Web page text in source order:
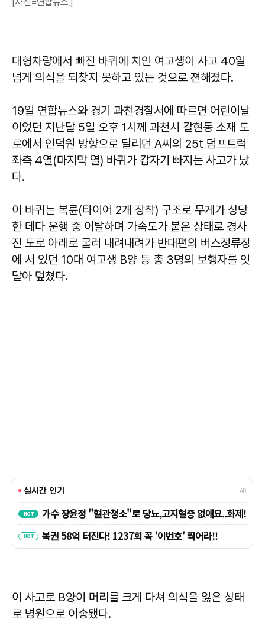
대형차량에서 빠진 바퀴에 치인 여고생이 사고 40일
넘게 의식을 되찾지 못하고 있는 것으로 젼해졌다.
19일 연합뉴스와 경기 과천경찰서에 따르면 어린이날
이었던 지난달 5일 오후 1시께 과천시 갈현동 소재 도
로에서 인덕원 방향으로 달리던 A씨의 25t 덤프트럭
좌측 4열(마지막 열) 바퀴가 갑자기 빠지는 사고가 났
다.
이 바퀴는 복륜(타이어 2개 장착) 구조로 무게가 상당
한 데다 운행 중 이탈하며 가속도가 붙은 상태로 경사
진 도로 아래로 굴러 내려내려가 반대편의 버스정류장
에 서 있던 10대 여고생 B양 등 총 3명의 보행자를 잇
달아 덮쳤다.
이 사고로 B양이 머리를 크게 다쳐 의식을 잃은 상태
로 병원으로 이송됐다.